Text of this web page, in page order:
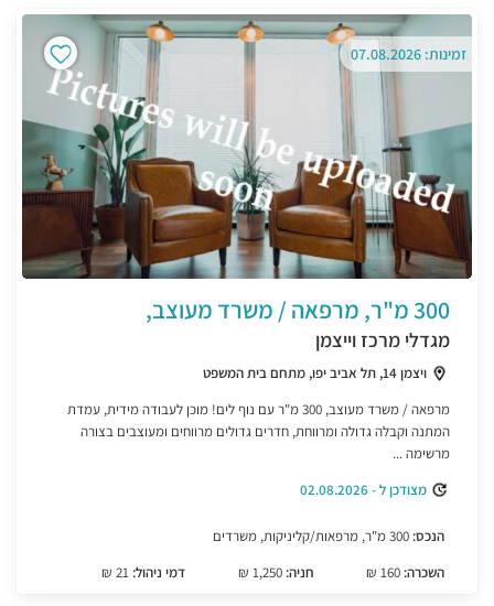
זמינות: 07.08.2026
300 מ"ר, מרפאה / משרד מעוצב,
מגדלי מרכז וייצמן
ויצמן 14, תל אביב יפו, מתחם בית המשפט
מרפאה / משרד מעוצב, 300 מ"ר עם נוף לים! מוכן לעבודה מידית, עמדת
המתנה וקבלה גדולה ומרווחת, חדרים גדולים מרווחים ומעוצבים בצורה
מרשימה ...
מצודכן ל - 02.08.2026
הנכס:
השכרה:
חניה: דמי ניהול: 21 ₪